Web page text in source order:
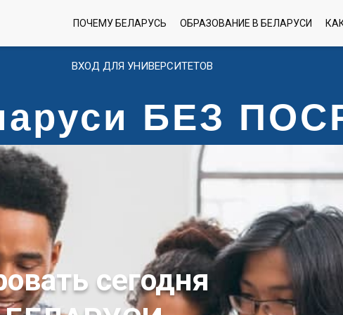
ВХОД ДЛЯ УНИВЕРСИТЕТОВ
ПОЧЕМУ БЕЛАРУСЬ ОБРАЗОВАНИЕ В БЕЛАРУСИ
БЕЗ
сегодня